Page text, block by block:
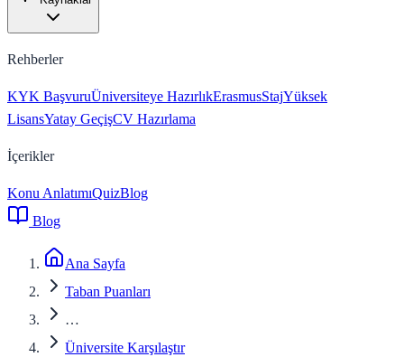
Rehberler
KYK BaşvuruÜniversiteye HazırlıkErasmusStajYüksek
LisansYatay GeçişCV Hazırlama
İçerikler
Konu AnlatımıQuizBlog
Blog
Ana Sayfa
Taban Puanları
…
Üniversite Karşılaştır